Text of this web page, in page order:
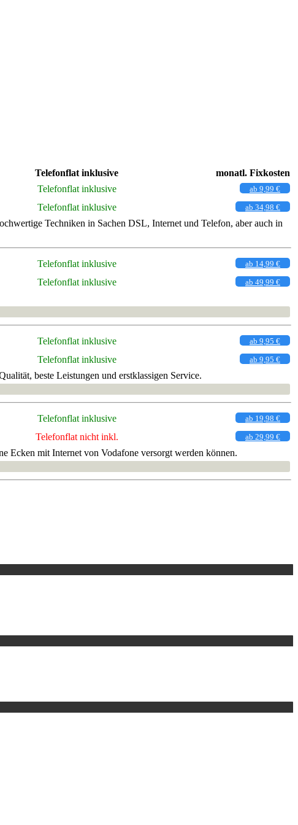
Telefonflat inklusive
monatl. Fixkosten
Telefonflat inklusive ab 9,99 €
Telefonflat inklusive ab 34,98 €
Techniken in Sachen DSL, Internet und Telefon, aber auch in
Telefonflat inklusive ab 14,99 €
Telefonflat inklusive ab 49,99 €
Telefonflat inklusive ab 9,95 €
Telefonflat inklusive ab 9,95 €
beste Leistungen und erstklassigen Service.
Telefonflat inklusive ab 19,98 €
Telefonflat nicht inkl. ab 29,99 €
Ecken mit Internet von Vodafone versorgt werden können.